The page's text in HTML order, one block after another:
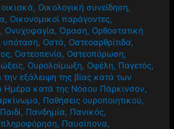
οικιακά, Οικολογική συνείδηση,
, Οικονομικοί παράγοντες,
, Ονυχοφαγία,Όραση, Ορθοστατική
υπόταση, Οστά, Οστεοαρθρίτιδα,
, Οστεοπενία, Οστεοπόρωση,
, Ουρολοίμωξη, Οφέλη, Παγετός,
εξάλειψη της βίας κατά των
Ημέρα κατά της Νόσου Πάρκινσον,
, Παθήσεις ουροποιητικού,
Παιδί, Πανδημία, Πανικός,
, Παυσίπονα,